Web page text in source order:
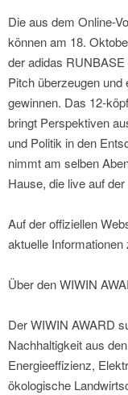
Die aus dem Online-
können am 18.
der adidas
Pitch überzeugen
gewinnen. Das 12-
bringt Perspektiven
und Politik in den
nimmt am selben
Hause, die live auf
Auf der offiziellen
aktuelle
Über den WIWIN
Der WIWIN AWARD
Nachhaltigkeit aus
Energieeffizienz,
ökologische